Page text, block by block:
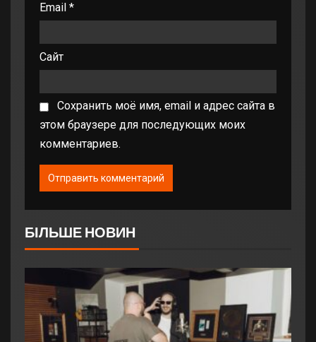
Email *
Сайт
Сохранить моё имя, email и адрес сайта в
этом браузере для последующих моих
комментариев.
БІЛЬШЕ НОВИН